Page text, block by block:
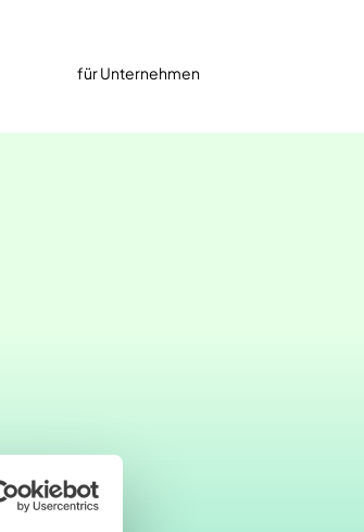
für Unternehmen
ist, schau